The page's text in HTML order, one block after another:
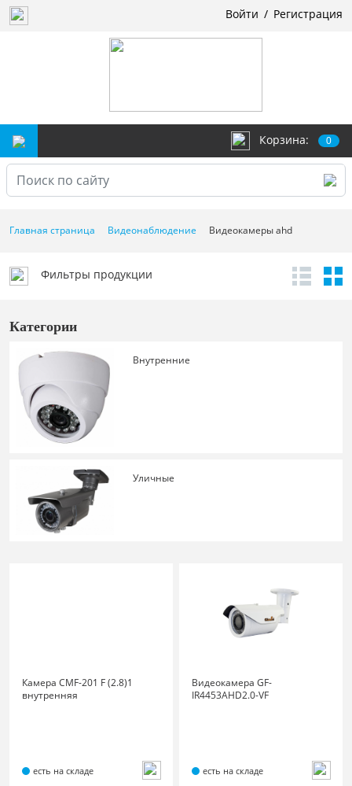
Войти / Регистрация
Корзина: 0
Главная страница Видеонаблюдение Видеокамеры ahd
Фильтры продукции
Категории
Внутренние
Уличные
Камера CMF-201 F (2.8)1
внутренняя
есть на складе
Видеокамера GF-
IR4453AHD2.0-VF
есть на складе